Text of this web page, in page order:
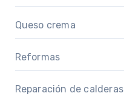
Queso crema
Reformas
Reparación de calderas